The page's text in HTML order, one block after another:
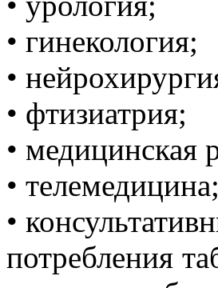
• гинекология;
•
• фтизиатрия;
• медицинская
• телемедицина;
•
потребления